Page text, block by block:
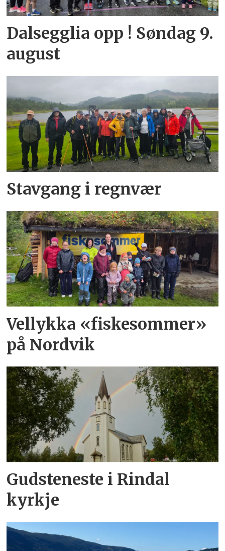
Dalsegglia opp ! Søndag 9.
august
Stavgang i regnvær
Vellykka «fiskesommer»
på Nordvik
Gudsteneste i Rindal
kyrkje